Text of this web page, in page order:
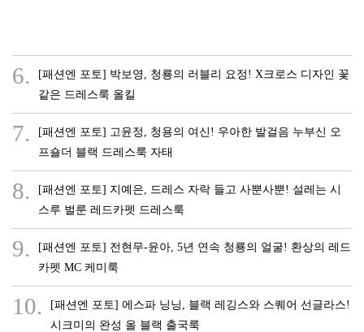
6.
[패션엔 포토] 박보영, 청룡의 러블리 요정! X크로스 디자인 꽃
같은 드레스룩 올킬
7.
[패션엔 포토] 고윤정, 청용의 여신! 우아한 발걸음 누부신 오
프숄더 블랙 드레스룩 자태
8.
[패션엔 포토] 지예은, 드레스 자락 들고 사뿐사뿐! 설레는 시
스루 벌룬 레드카펫 드레스룩
9.
[패션엔 포토] 전현무-윤아, 5년 연속 청룡의 얼굴! 환상의 레드
카펫 MC 케미룩
10.
[패션엔 포토] 에스파 닝닝, 블랙 레깅스와 스퀘어 선글라스!
시크미의 완성 올 블랙 출국룩